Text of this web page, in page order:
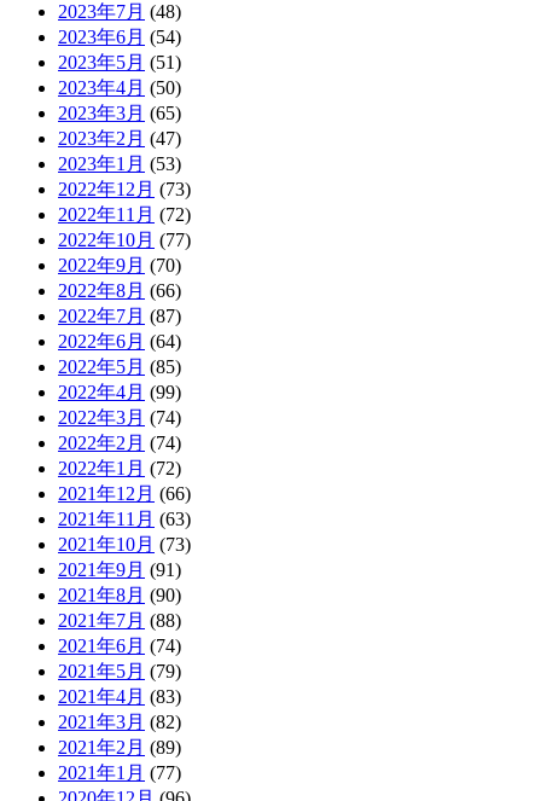
2023年7月 (48)
2023年6月 (54)
2023年5月 (51)
2023年4月 (50)
2023年3月 (65)
2023年2月 (47)
2023年1月 (53)
2022年12月 (73)
2022年11月 (72)
2022年10月 (77)
2022年9月 (70)
2022年8月 (66)
2022年7月 (87)
2022年6月 (64)
2022年5月 (85)
2022年4月 (99)
2022年3月 (74)
2022年2月 (74)
2022年1月 (72)
2021年12月 (66)
2021年11月 (63)
2021年10月 (73)
2021年9月 (91)
2021年8月 (90)
2021年7月 (88)
2021年6月 (74)
2021年5月 (79)
2021年4月 (83)
2021年3月 (82)
2021年2月 (89)
2021年1月 (77)